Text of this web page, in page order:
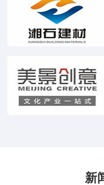
新